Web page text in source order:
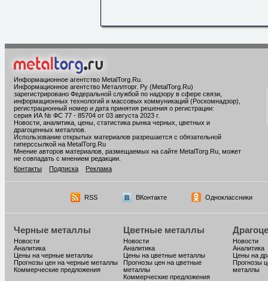
Информационное агентство MetalTorg.Ru
Информационное агентство Металлторг. Ру (MetalTorg.Ru)
зарегистрировано Федеральной службой по надзору в сфере связи,
информационных технологий и массовых коммуникаций (Роскомнадзор),
регистрационный номер и дата принятия решения о регистрации:
серия ИА № ФС 77 - 85704 от 03 августа 2023 г.
Новости, аналитика, цены, статистика рынка черных, цветных и
драгоценных металлов.
Использование открытых материалов разрешается с обязательной
гиперссылкой на MetalTorg.Ru
Мнение авторов материалов, размещаемых на сайте MetalTorg.Ru, может
не совпадать с мнением редакции.
Контакты
Подписка Реклама
RSS ВКонтакте Одноклассники
Черные металлы
Новости
Аналитика
Цены на черные металлы
Прогнозы цен на черные металлы
Коммерческие предложения
Цветные металлы
Новости
Аналитика
Цены на цветные металлы
Прогнозы цен на цветные
металлы
Коммерческие предложения
Новости
Аналитика
Цены на
Прогнозы
металлы